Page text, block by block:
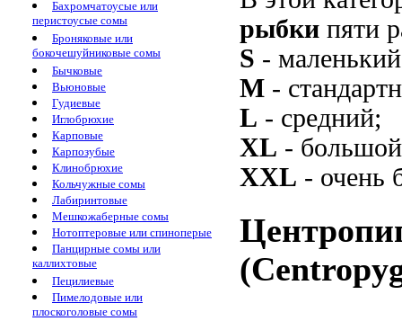
Бахромчатоусые или
перистоусые сомы
Броняковые или
бокочешуйниковые сомы
Бычковые
Вьюновые
Гудиевые
Иглобрюхие
Карповые
Карпозубые
Клинобрюхие
Кольчужные сомы
Лабиринтовые
Мешкожаберные сомы
Нотоптеровые или спиноперые
Панцирные сомы или
каллихтовые
Пецилиевые
Пимелодовые или
плоскоголовые сомы
рыбки пяти
S -
M -
L - средний;
XL -
XXL - очень